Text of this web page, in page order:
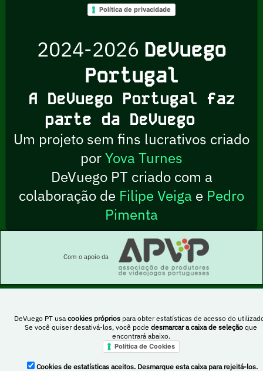
DeVuego PT usa cookies própriospara obter estatísticas de acesso do
Se você quiser desativá-los, você pode desmarcar a caixa de seleção que
encontrará abaixo.
Política de Cookies
Cookies de estatísticas aceitos. Desmarque esta caixa para rejeitá-los.
Política de privacidade
2024-2026 DeVuego
Portugal
A DeVuego Portugal faz
parte da DeVuego
Um projeto sem fins lucrativos criado
porYova Turnes
DeVuego PT criado com a
colaboração de Filipe Veiga e Pedro
Pimenta
Com o apoio da
Esta obra está sob uma licença Creative Commons Atribuição-NãoComercial-
PartilhaIgual 4.0 Internacional
DeVuego Espanha DeVuego LATAM